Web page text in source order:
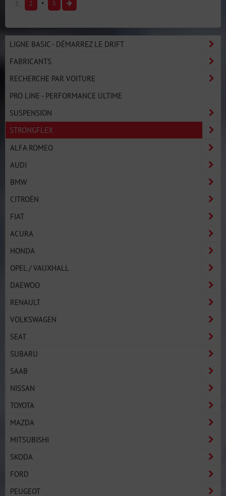
1 2 5
LIGNE BASIC - DÉMARREZ LE DRIFT
FABRICANTS
RECHERCHE PAR VOITURE
PRO LINE - PERFORMANCE ULTIME
SUSPENSION
STRONGFLEX
ALFA ROMEO
AUDI
BMW
CITROËN
FIAT
ACURA
HONDA
OPEL / VAUXHALL
DAEWOO
RENAULT
VOLKSWAGEN
SEAT
SUBARU
SAAB
NISSAN
TOYOTA
MAZDA
MITSUBISHI
SKODA
FORD
PEUGEOT